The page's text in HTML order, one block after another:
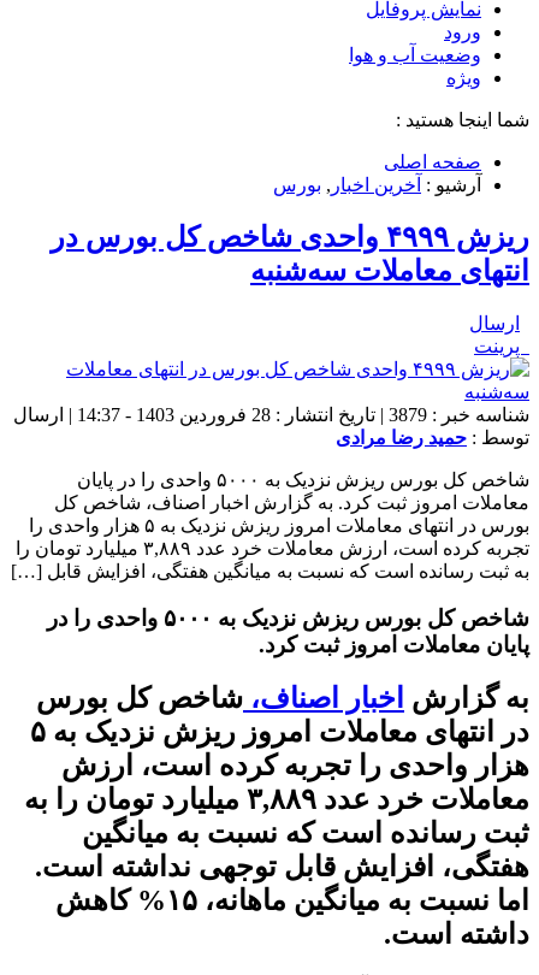
نمایش پروفایل
ورود
وضعیت آب و هوا
ویژه
شما اینجا هستید :
صفحه اصلی
آرشیو : آخرین اخبار , بورس
ریزش ۴۹۹۹ واحدی شاخص کل بورس در
انتهای معاملات سه‌شنبه
ارسال
پرینت
شناسه خبر : 3879 | تاریخ انتشار : 28 فروردین 1403 - 14:37 | ارسال
توسط : حمید رضا مرادی
شاخص کل بورس ریزش نزدیک به ۵۰۰۰ واحدی را در پایان
معاملات امروز ثبت کرد. به گزارش اخبار اصناف، شاخص کل
بورس در انتهای معاملات امروز ریزش نزدیک به ۵ هزار واحدی را
تجربه کرده است، ارزش معاملات خرد عدد ۳,۸۸۹ میلیارد تومان را
به ثبت رسانده است که نسبت به میانگین هفتگی، افزایش قابل […]
شاخص کل بورس ریزش نزدیک به ۵۰۰۰ واحدی را در
پایان معاملات امروز ثبت کرد.
به گزارش اخبار اصناف، شاخص کل بورس
در انتهای معاملات امروز ریزش نزدیک به ۵
هزار واحدی را تجربه کرده است، ارزش
معاملات خرد عدد ۳,۸۸۹ میلیارد تومان را به
ثبت رسانده است که نسبت به میانگین
هفتگی، افزایش قابل توجهی نداشته است.
اما نسبت به میانگین ماهانه، ۱۵% کاهش
داشته است.